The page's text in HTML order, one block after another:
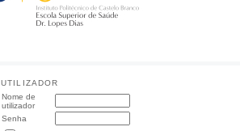
UTILIZADOR
Nome de
utilizador
Senha